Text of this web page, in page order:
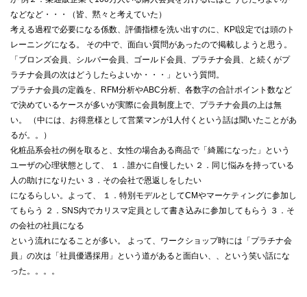
などなど・・・（皆、黙々と考えていた）
考える過程で必要になる係数、評価指標を洗い出すのに、KPI設定では頭のト
レーニングになる。 その中で、面白い質問があったので掲載しようと思う。
「ブロンズ会員、シルバー会員、ゴールド会員、プラチナ会員、と続くがプ
ラチナ会員の次はどうしたらよいか・・・」という質問。
プラチナ会員の定義を、RFM分析やABC分析、各数字の合計ポイント数など
で決めているケースが多いが実際に会員制度上で、プラチナ会員の上は無
い。 （中には、お得意様として営業マンが1人付くという話は聞いたことがあ
るが。。）
化粧品系会社の例を取ると、女性の場合ある商品で「綺麗になった」という
ユーザの心理状態として、 １．誰かに自慢したい ２．同じ悩みを持っている
人の助けになりたい ３．その会社で恩返しをしたい
になるらしい。よって、 １．特別モデルとしてCMやマーケティングに参加し
てもらう ２．SNS内でカリスマ定員として書き込みに参加してもらう ３．そ
の会社の社員になる
という流れになることが多い。 よって、ワークショップ時には「プラチナ会
員」の次は「社員優遇採用」という道があると面白い、、という笑い話にな
った。。。。